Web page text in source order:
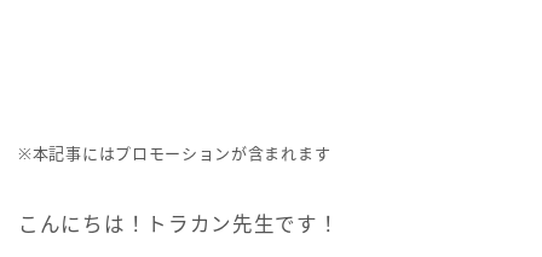
※本記事にはプロモーションが含まれます
こんにちは！トラカン先生です！